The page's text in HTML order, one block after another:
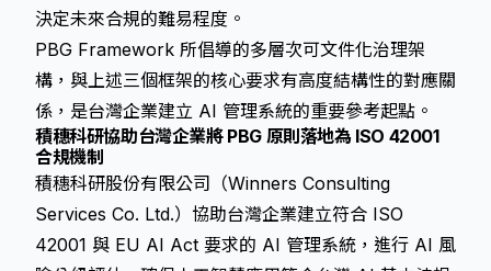
決定未來合規的難易程度。
PBG Framework 所倡導的多層次可文件化治理架
構，與上述三個框架的核心要求有高度結構性的對應關
係，是台灣企業建立 AI 管理系統的重要參考起點。
積穗科研協助台灣企業將 PBG 原則落地為 ISO 42001
合規機制
積穗科研股份有限公司（Winners Consulting
Services Co. Ltd.）協助台灣企業建立符合 ISO
42001 與 EU AI Act 要求的 AI 管理系統，進行 AI 風